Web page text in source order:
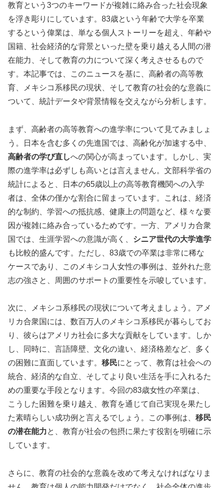
教育という3つのキーワードが複雑に絡み合った社会現象
を浮き彫りにしています。83歳という年齢で大学を卒業
するという偉業は、単なる個人ストーリーを超え、年齢や
国籍、社会経済的な背景といった壁を乗り越える人間の潜
在能力、そして教育の力について深く考えさせるもので
す。本記事では、このニュースを基に、高齢者の高等教
育、メキシコ系移民の現状、そして教育の社会的な意義に
ついて、統計データや背景情報を交えながら分析します。
まず、高齢者の高等教育への進学率について見てみましょ
う。日本を含む多くの先進国では、高齢化が加速する中、
高齢者の学び直しへの関心が高まっています。しかし、実
際の進学率は必ずしも高いとは言えません。文部科学省の
統計によると、日本の65歳以上の高等教育機関への入学
者は、全体の僅かな割合に留まっています。これは、経済
的な制約、学習への抵抗感、健康上の問題など、様々な要
因が複雑に絡み合っているためです。一方、アメリカ合衆
国では、生涯学習への意識が高く、 シニア世代の大学進学
も比較的盛んです。ただし、83歳での卒業は非常に稀な
ケースであり、このメキシコ人女性の事例は、並外れた意
志の強さと、周囲のサポートの重要性を示唆しています。
次に、メキシコ系移民の現状について考えましょう。アメ
リカ合衆国には、数百万人のメキシコ系移民が暮らしてお
り、彼らはアメリカ社会に多大な貢献をしています。しか
し、同時に、言語障壁、文化の違い、経済格差など、多く
の困難に直面しています。 移民にとって、教育は社会への
統合、経済的な自立、そしてより良い生活を手に入れるた
めの重要な手段となります。今回の83歳女性の卒業は、
こうした困難を乗り越え、教育を通じて自己実現を果たし
た素晴らしい成功例と言えるでしょう。この事例は、 移民
の潜在能力と、教育が社会の包摂に果たす役割を明確に示
しています。
さらに、教育の社会的な意義を改めて考えなければなりま